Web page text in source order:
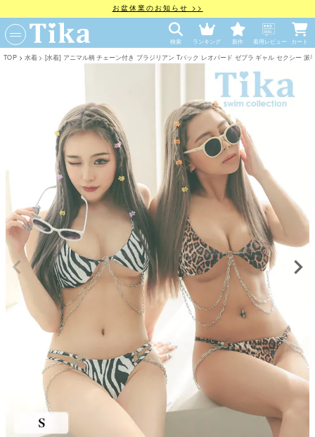
お盆休業のお知らせ >>
検索 ランキング 新作 着用レビュー カート
TOP 水着 [水着] アニマル柄 チェーン付き ブラジリアン Tバック レオパード ゼブラ ギャル セクシー 派